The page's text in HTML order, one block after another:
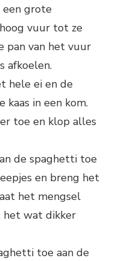
een grote
vuur tot ze
pan van het vuur
afkoelen.
hele ei en de
kaas in een kom.
toe en klop alles
de spaghetti toe
en breng het
het mengsel
het wat dikker
toe aan de